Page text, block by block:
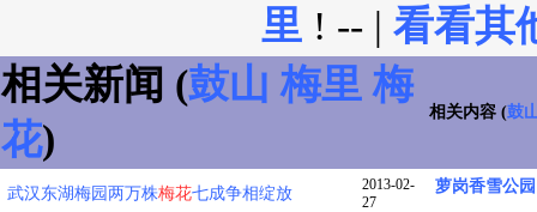
里 ! -- | 看看其
相关新闻 (鼓山 梅里 梅
花)
相关内容 (鼓
武汉东湖梅园两万株梅花七成争相绽放
2013-02-
27
萝岗香雪公